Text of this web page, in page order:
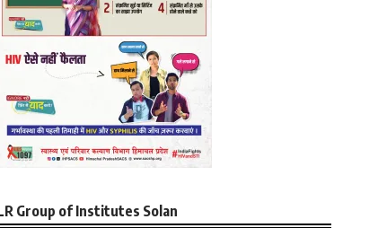
Group of Institutes Solan